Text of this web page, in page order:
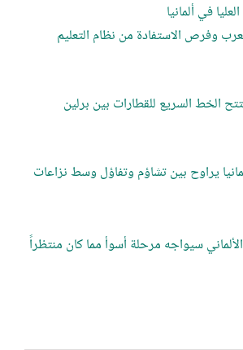
في ألمانيا
وفرص الاستفادة من نظام التعليم
الخط السريع للقطارات بين برلين
يراوح بين تشاؤم وتفاؤل وسط نزاعات
سيواجه مرحلة أسوأ مما كان منتظراً